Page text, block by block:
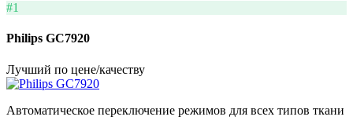
#1
Philips GC7920
Лучший по цене/качеству
Автоматическое переключение режимов для всех типов ткани